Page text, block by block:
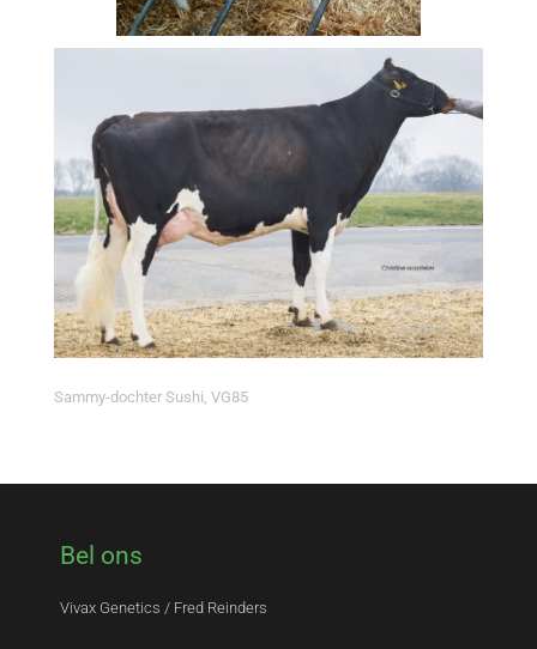
Sammy-dochter Sushi, VG85
Bel ons
Vivax Genetics / Fred Reinders